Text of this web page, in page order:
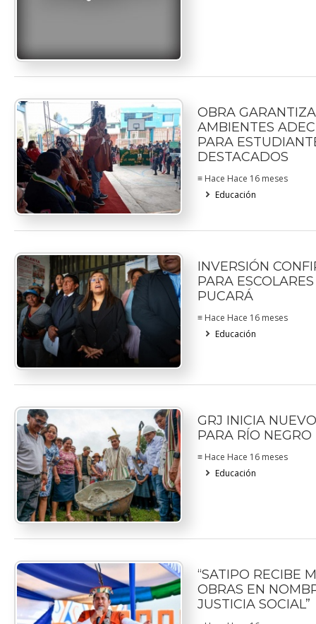
OBRA GARANTIZA
AMBIENTES
PARA
DESTACADOS
≡ Hace Hace 16 meses
Educación
INVERSIÓN
PARA
PUCARÁ
≡ Hace Hace 16 meses
Educación
GRJ INICIA
PARA RÍO NEGRO
≡ Hace Hace 16 meses
Educación
“SATIPO RECIBE
OBRAS EN
JUSTICIA SOCIAL”